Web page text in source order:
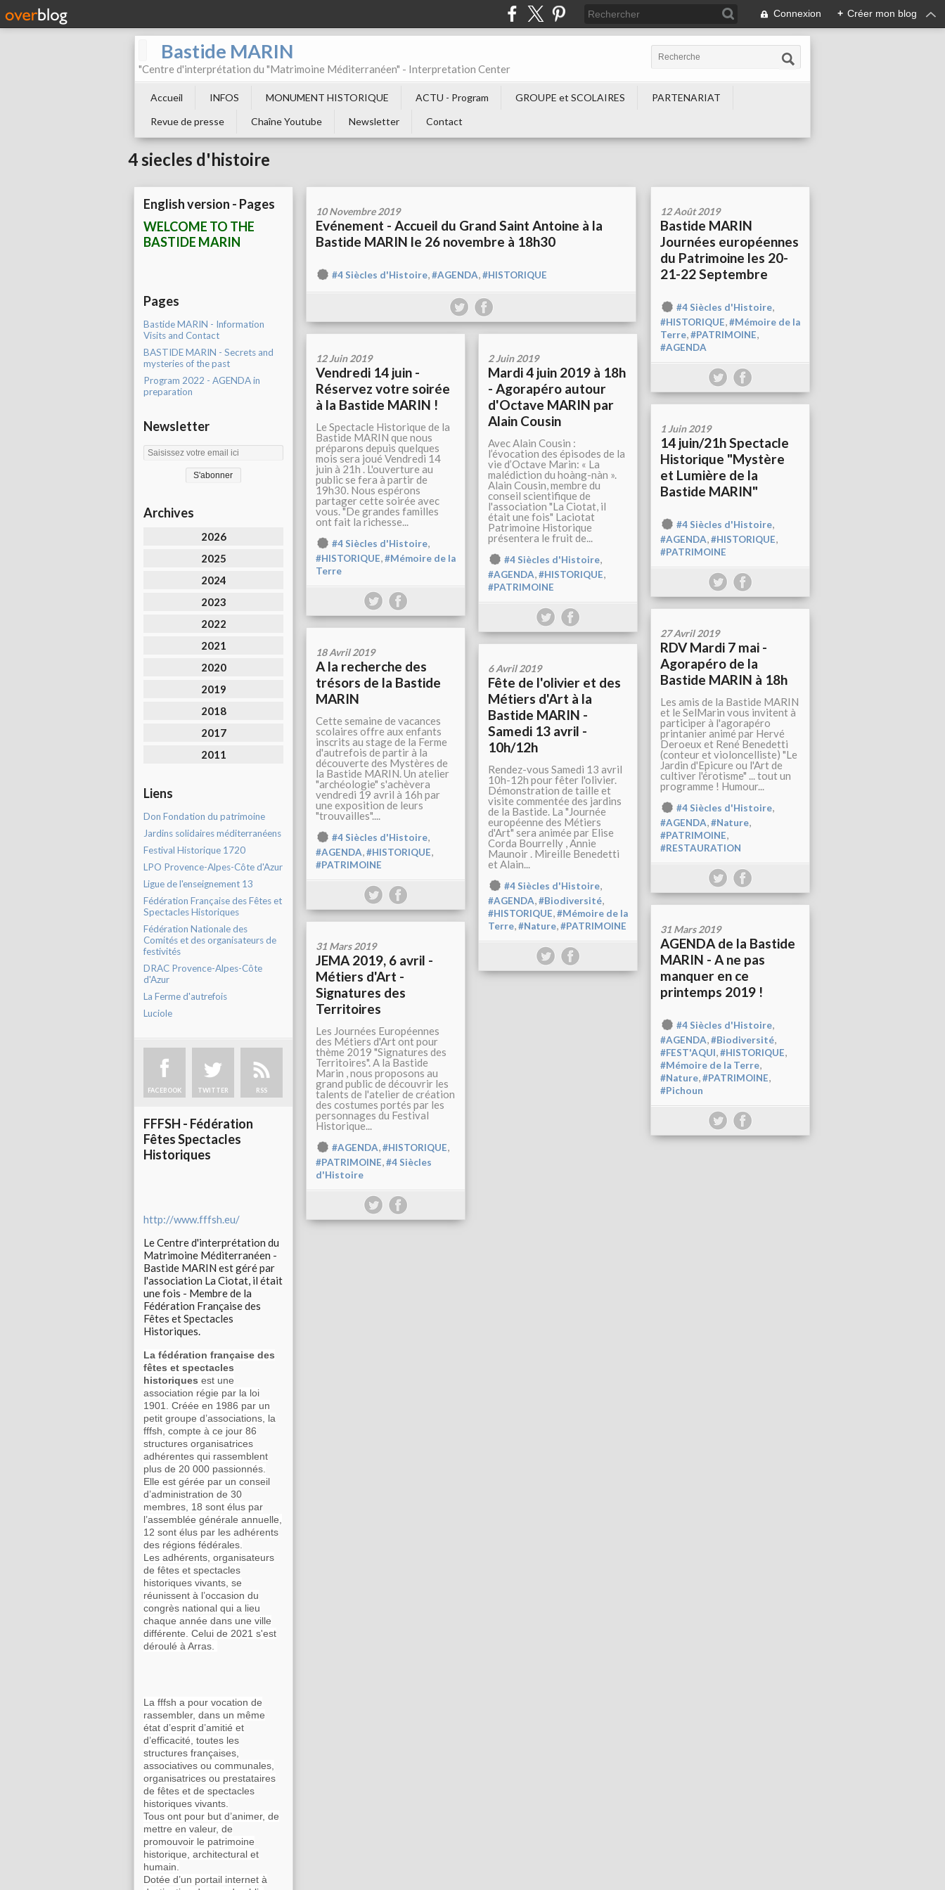
Connexion + Créer mon blog
Bastide MARIN
"Centre d'interprétation du "Matrimoine Méditerranéen" - Interpretation Center
Accueil INFOS MONUMENT HISTORIQUE ACTU - Program GROUPE et SCOLAIRES
PARTENARIAT
Revue de presse
Chaîne Youtube Newsletter Contact
4 siecles d'histoire
English version - Pages
WELCOME TO THE
BASTIDE MARIN
Pages
Bastide MARIN - Information
Visits and Contact
BASTIDE MARIN - Secrets and
mysteries of the past
Program 2022 - AGENDA in
preparation
Newsletter
Archives
2026
2025
2024
2023
2022
2021
2020
2019
2018
2017
2011
Liens
Don Fondation du patrimoine
Jardins solidaires méditerranéens
Festival Historique 1720
LPO Provence-Alpes-Côte d'Azur
Ligue de l'enseignement 13
Fédération Française des Fêtes et
Spectacles Historiques
Fédération Nationale des
Comités et des organisateurs de
festivités
DRAC Provence-Alpes-Côte
d'Azur
La Ferme d'autrefois
Luciole
FACEBOOK TWITTER RSS
FFFSH - Fédération
Fêtes Spectacles
Historiques
http://www.fffsh.eu/
Le Centre d'interprétation du
Matrimoine Méditerranéen -
Bastide MARIN est géré par
l'association La Ciotat, il était
une fois - Membre de la
Fédération Française des
Fêtes et Spectacles
Historiques.
La fédération française des
fêtes et spectacles
historiques est une
association régie par la loi
1901. Créée en 1986 par un
petit groupe d’associations, la
fffsh, compte à ce jour 86
structures organisatrices
adhérentes qui rassemblent
plus de 20 000 passionnés.
Elle est gérée par un conseil
d’administration de 30
membres, 18 sont élus par
l’assemblée générale annuelle,
12 sont élus par les adhérents
des régions fédérales.
Les adhérents, organisateurs
de fêtes et spectacles
historiques vivants, se
réunissent à l’occasion du
congrès national qui a lieu
chaque année dans une ville
différente. Celui de 2021 s'est
déroulé à Arras.
La fffsh a pour vocation de
rassembler, dans un même
état d’esprit d’amitié et
d’efficacité, toutes les
structures françaises,
associatives ou communales,
organisatrices ou prestataires
de fêtes et de spectacles
historiques vivants.
Tous ont pour but d’animer, de
mettre en valeur, de
promouvoir le patrimoine
historique, architectural et
humain.
Dotée d’un portail internet à
10 Novembre 2019
Evénement - Accueil du Grand Saint Antoine à la
Bastide MARIN le 26 novembre à 18h30
#4 Siècles d'Histoire,#AGENDA,#HISTORIQUE
12 Août 2019
Bastide MARIN
Journées européennes
du Patrimoine les 20-
21-22 Septembre
#4 Siècles d'Histoire,
#HISTORIQUE,#Mémoire de la
Terre,#PATRIMOINE,
#AGENDA
12 Juin 2019
Vendredi 14 juin -
Réservez votre soirée
à la Bastide MARIN !
Le Spectacle Historique de la
Bastide MARIN que nous
préparons depuis quelques
mois sera joué Vendredi 14
juin à 21h . L'ouverture au
public se fera à partir de
19h30. Nous espérons
partager cette soirée avec
vous. "De grandes familles
ont fait la richesse...
#4 Siècles d'Histoire,
#HISTORIQUE,#Mémoire de la
Terre
2 Juin 2019
Mardi 4 juin 2019 à 18h
- Agorapéro autour
d'Octave MARIN par
Alain Cousin
Avec Alain Cousin :
l’évocation des épisodes de la
vie d’Octave Marin: « La
malédiction du hoàng-nàn ».
Alain Cousin, membre du
conseil scientifique de
l'association "La Ciotat, il
était une fois" Laciotat
Patrimoine Historique
présentera le fruit de...
#4 Siècles d'Histoire,
#AGENDA,#HISTORIQUE,
#PATRIMOINE
1 Juin 2019
14 juin/21h Spectacle
Historique "Mystère
et Lumière de la
Bastide MARIN"
#4 Siècles d'Histoire,
#AGENDA,#HISTORIQUE,
#PATRIMOINE
27 Avril 2019
RDV Mardi 7 mai -
Agorapéro de la
Bastide MARIN à 18h
Les amis de la Bastide MARIN
et le SelMarin vous invitent à
participer à l'agorapéro
printanier animé par Hervé
Deroeux et René Benedetti
(conteur et violoncelliste) "Le
Jardin d'Epicure ou l'Art de
cultiver l'érotisme" ... tout un
programme ! Humour...
#4 Siècles d'Histoire,
#AGENDA,#Nature,
#PATRIMOINE,
#RESTAURATION
18 Avril 2019
A la recherche des
trésors de la Bastide
MARIN
Cette semaine de vacances
scolaires offre aux enfants
inscrits au stage de la Ferme
d'autrefois de partir à la
découverte des Mystères de
la Bastide MARIN. Un atelier
"archéologie" s'achèvera
vendredi 19 avril à 16h par
une exposition de leurs
"trouvailles"....
#4 Siècles d'Histoire,
#AGENDA,#HISTORIQUE,
#PATRIMOINE
6 Avril 2019
Fête de l'olivier et des
Métiers d'Art à la
Bastide MARIN -
Samedi 13 avril -
10h/12h
Rendez-vous Samedi 13 avril
10h-12h pour fêter l'olivier.
Démonstration de taille et
visite commentée des jardins
de la Bastide. La "Journée
européenne des Métiers
d'Art" sera animée par Elise
Corda Bourrelly , Annie
Maunoir . Mireille Benedetti
et Alain...
#4 Siècles d'Histoire,
#AGENDA,#Biodiversité,
#HISTORIQUE,#Mémoire de la
Terre,#Nature,#PATRIMOINE 31 Mars 2019
AGENDA de la Bastide
MARIN - A ne pas
manquer en ce
printemps 2019 !
#4 Siècles d'Histoire,
#AGENDA,#Biodiversité,
#FEST'AQUI,#HISTORIQUE,
#Mémoire de la Terre,
#Nature,#PATRIMOINE,
#Pichoun
31 Mars 2019
JEMA 2019, 6 avril -
Métiers d'Art -
Signatures des
Territoires
Les Journées Européennes
des Métiers d'Art ont pour
thème 2019 "Signatures des
Territoires". A la Bastide
Marin , nous proposons au
grand public de découvrir les
talents de l'atelier de création
des costumes portés par les
personnages du Festival
Historique...
#AGENDA,#HISTORIQUE,
#PATRIMOINE,#4 Siècles
d'Histoire